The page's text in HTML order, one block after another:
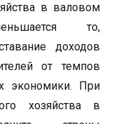
в валовом
то,
доходов
от темпов
экономики. При
хозяйства в